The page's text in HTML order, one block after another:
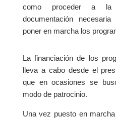
como proceder a la
documentación
poner en marcha los
La financiación de los
lleva a cabo desde el
que en ocasiones se
modo de patrocinio.
Una vez puesto en